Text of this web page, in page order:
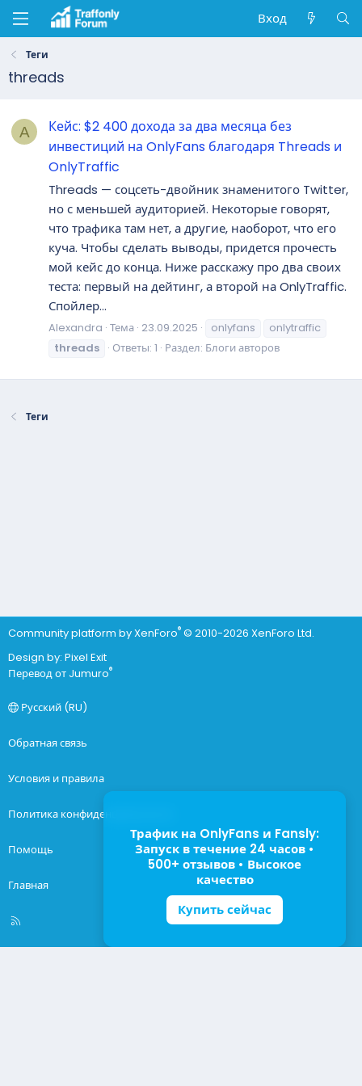
Вход
Теги
threads
A
Кейс: $2 400 дохода за два месяца без
инвестиций на OnlyFans благодаря Threads и
OnlyTraffic
Threads — соцсеть-двойник знаменитого Twitter,
но с меньшей аудиторией. Некоторые говорят,
что трафика там нет, а другие, наоборот, что его
куча. Чтобы сделать выводы, придется прочесть
мой кейс до конца. Ниже расскажу про два своих
теста: первый на дейтинг, а второй на OnlyTraffic.
Спойлер...
Alexandra Тема 23.09.2025 onlyfans
onlytraffic
threads
Ответы: 1 Раздел: Блоги авторов
Теги
Community platform by XenForo® © 2010-2026 XenForo Ltd.
Design by: Pixel Exit
Перевод от Jumuro®
Русский (RU)
Обратная связь
Условия и правила
Политика конфиденциальности
Помощь
Главная
R
S
Трафик на OnlyFans и Fansly:
Запуск в течение 24 часов •
500+ отзывов • Высокое
качество
Купить сейчас